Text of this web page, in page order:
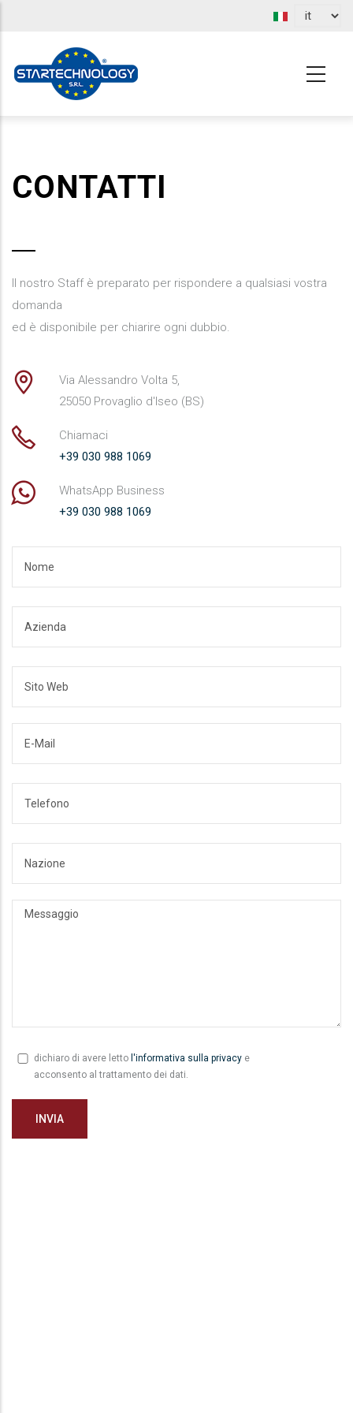
principale
CONTATTI
Il nostro Staff è preparato per rispondere a qualsiasi vostra
domanda
ed è disponibile per chiarire ogni dubbio.
Via Alessandro Volta 5,
25050 Provaglio d'Iseo (BS)
Chiamaci
+39 030 988 1069
WhatsApp Business
+39 030 988 1069
dichiaro di avere letto l'informativa sulla privacy e
acconsento al trattamento dei dati.